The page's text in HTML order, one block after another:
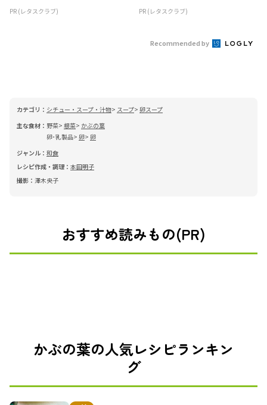
PR (レタスクラブ) PR (レタスクラブ)
Recommended by
カテゴリ： シチュー・スープ・汁物 スープ 卵スープ
主な食材： 野菜 根菜
かぶの葉
卵･乳製品 卵 卵
ジャンル： 和食
レシピ作成・調理： 本田明子
撮影： 澤木央子
おすすめ読みもの(PR)
かぶの葉の人気レシピランキン
グ